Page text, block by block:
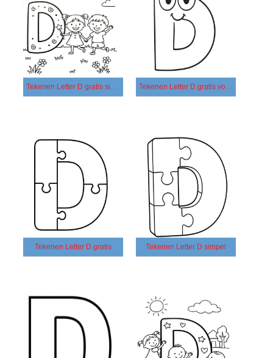
Tekenen Letter D gratis simpel Tekenen Letter D gratis voor kinderen
Tekenen Letter D gratis Tekenen Letter D simpel